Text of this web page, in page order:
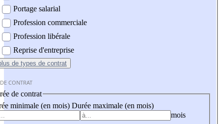
Portage salarial
Profession commerciale
Profession libérale
Reprise d'entreprise
de types de contrat
CONTRAT
de contrat
minimale (en mois) Durée maximale (en mois)
mois